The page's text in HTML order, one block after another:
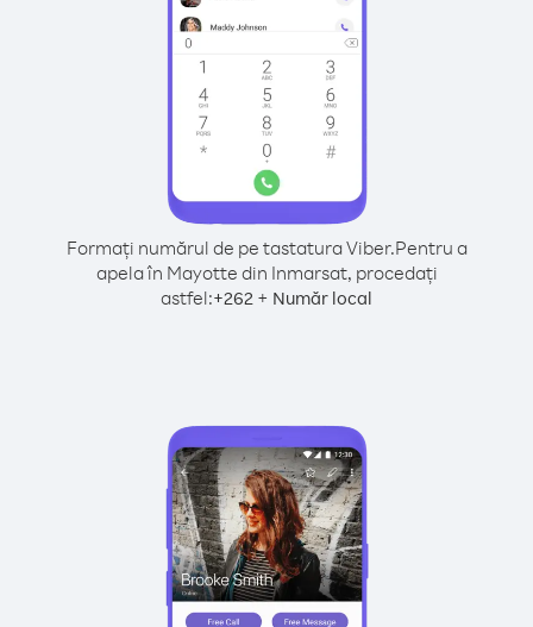
Formați numărul de pe tastatura Viber.Pentru a
apela în Mayotte din Inmarsat, procedați
astfel:+262 + Număr local